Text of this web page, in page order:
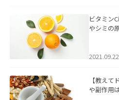
ビタミン
やシミの
2021.09.22
【教え
や副作用